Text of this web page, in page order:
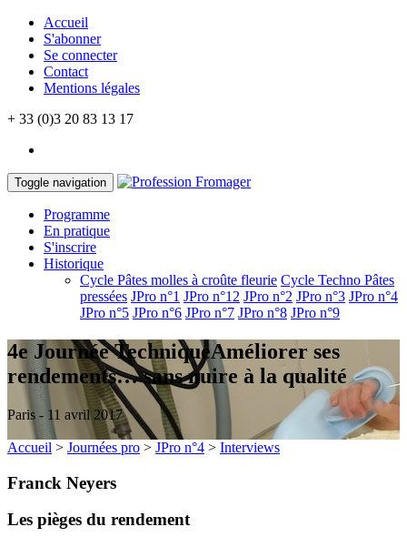
Accueil
S'abonner
Se connecter
Contact
Mentions légales
+ 33 (0)3 20 83 13 17
Toggle navigation
Programme
En pratique
S'inscrire
Historique
Cycle Pâtes molles à croûte fleurie Cycle Techno Pâtes
pressées JPro n°1 JPro n°12 JPro n°2 JPro n°3 JPro n°4
JPro n°5 JPro n°6 JPro n°7 JPro n°8 JPro n°9
4e Journée TechniqueAméliorer ses
rendements… sans nuire à la qualité
Paris - 11 avril 2017
Accueil > Journées pro > JPro n°4 > Interviews
Franck Neyers
Les pièges du rendement